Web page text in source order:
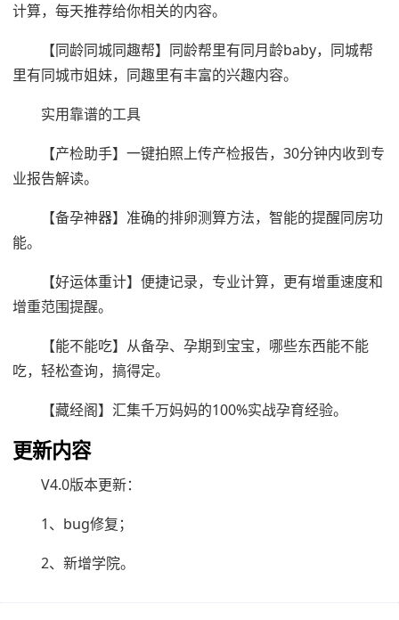
计算，每天推荐给你相关的内容。
【同龄同城同趣帮】同龄帮里有同月龄baby，同城帮
里有同城市姐妹，同趣里有丰富的兴趣内容。
实用靠谱的工具
【产检助手】一键拍照上传产检报告，30分钟内收到专
业报告解读。
【备孕神器】准确的排卵测算方法，智能的提醒同房功
能。
【好运体重计】便捷记录，专业计算，更有增重速度和
增重范围提醒。
【能不能吃】从备孕、孕期到宝宝，哪些东西能不能
吃，轻松查询，搞得定。
【藏经阁】汇集千万妈妈的100%实战孕育经验。
更新内容
V4.0版本更新：
1、bug修复；
2、新增学院。